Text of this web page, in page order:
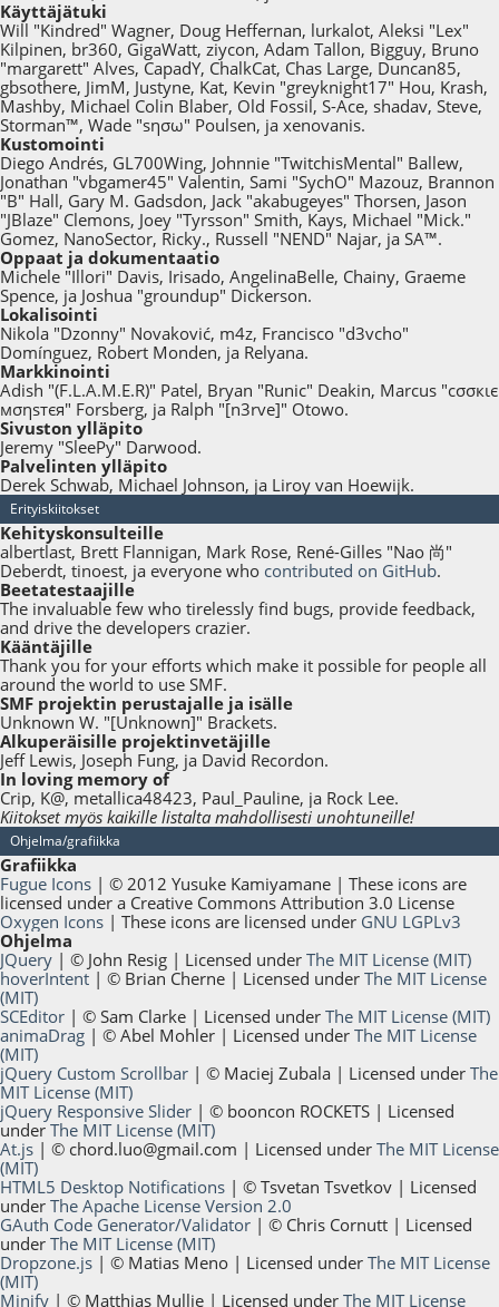
Käyttäjätuki
Will "Kindred" Wagner, Doug Heffernan, lurkalot, Aleksi "Lex"
Kilpinen, br360, GigaWatt, ziycon, Adam Tallon, Bigguy, Bruno
"margarett" Alves, CapadY, ChalkCat, Chas Large, Duncan85,
gbsothere, JimM, Justyne, Kat, Kevin "greyknight17" Hou, Krash,
Mashby, Michael Colin Blaber, Old Fossil, S-Ace, shadav, Steve,
Storman™, Wade "sησω" Poulsen, ja xenovanis.
Kustomointi
Diego Andrés, GL700Wing, Johnnie "TwitchisMental" Ballew,
Jonathan "vbgamer45" Valentin, Sami "SychO" Mazouz, Brannon
"B" Hall, Gary M. Gadsdon, Jack "akabugeyes" Thorsen, Jason
"JBlaze" Clemons, Joey "Tyrsson" Smith, Kays, Michael "Mick."
Gomez, NanoSector, Ricky., Russell "NEND" Najar, ja SA™.
Oppaat ja dokumentaatio
Michele "Illori" Davis, Irisado, AngelinaBelle, Chainy, Graeme
Spence, ja Joshua "groundup" Dickerson.
Lokalisointi
Nikola "Dzonny" Novaković, m4z, Francisco "d3vcho"
Domínguez, Robert Monden, ja Relyana.
Markkinointi
Adish "(F.L.A.M.E.R)" Patel, Bryan "Runic" Deakin, Marcus "cσσкιє
мσηѕтєя" Forsberg, ja Ralph "[n3rve]" Otowo.
Sivuston ylläpito
Jeremy "SleePy" Darwood.
Palvelinten ylläpito
Derek Schwab, Michael Johnson, ja Liroy van Hoewijk.
Erityiskiitokset
Kehityskonsulteille
albertlast, Brett Flannigan, Mark Rose, René-Gilles "Nao 尚"
Deberdt, tinoest, ja everyone who contributed on GitHub.
Beetatestaajille
The invaluable few who tirelessly find bugs, provide feedback,
and drive the developers crazier.
Kääntäjille
Thank you for your efforts which make it possible for people all
around the world to use SMF.
SMF projektin perustajalle ja isälle
Unknown W. "[Unknown]" Brackets.
Alkuperäisille projektinvetäjille
Jeff Lewis, Joseph Fung, ja David Recordon.
In loving memory of
Crip, K@, metallica48423, Paul_Pauline, ja Rock Lee.
Kiitokset myös kaikille listalta mahdollisesti unohtuneille!
Ohjelma/grafiikka
Grafiikka
Fugue Icons | © 2012 Yusuke Kamiyamane | These icons are
licensed under a Creative Commons Attribution 3.0 License
Oxygen Icons | These icons are licensed under GNU LGPLv3
Ohjelma
JQuery | © John Resig | Licensed under The MIT License (MIT)
hoverIntent | © Brian Cherne | Licensed under The MIT License
(MIT)
SCEditor | © Sam Clarke | Licensed under The MIT License (MIT)
animaDrag | © Abel Mohler | Licensed under The MIT License
(MIT)
jQuery Custom Scrollbar | © Maciej Zubala | Licensed under The
MIT License (MIT)
jQuery Responsive Slider | © booncon ROCKETS | Licensed
under The MIT License (MIT)
At.js | © chord.luo@gmail.com | Licensed under The MIT License
(MIT)
HTML5 Desktop Notifications | © Tsvetan Tsvetkov | Licensed
under The Apache License Version 2.0
GAuth Code Generator/Validator | © Chris Cornutt | Licensed
under The MIT License (MIT)
Dropzone.js | © Matias Meno | Licensed under The MIT License
(MIT)
Minify | © Matthias Mullie | Licensed under The MIT License